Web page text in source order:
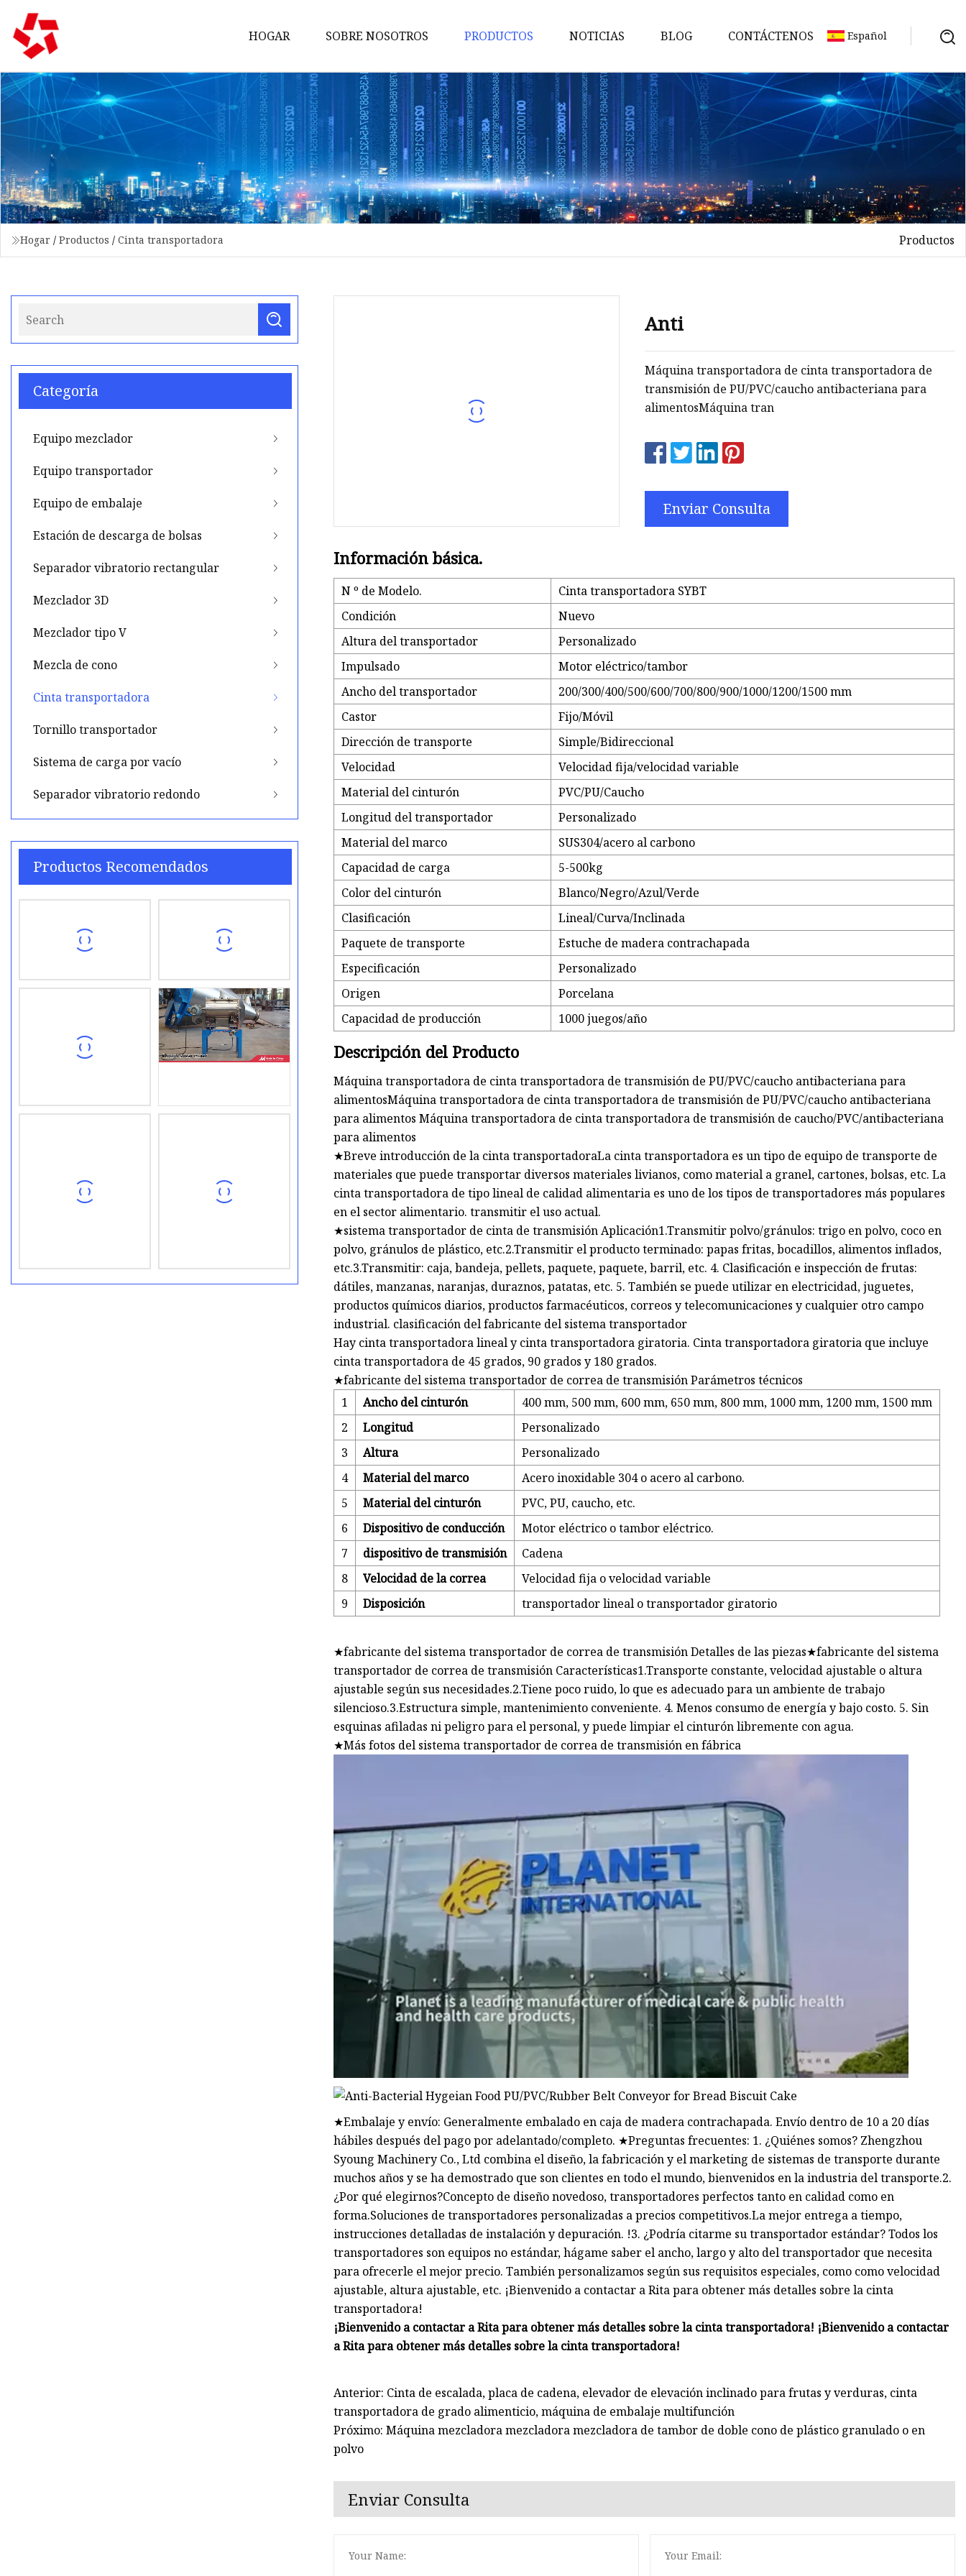
HOGAR SOBRE NOSOTROS PRODUCTOS
Equipo mezclador
Equipo transportador
Equipo de embalaje
Estación de descarga de bolsas
Separador vibratorio rectangular
Mezclador 3D
Cinta transportadora
NOTICIAS BLOG CONTÁCTENOS Español
Hogar / Productos / Cinta transportadora Productos
Categoría
Equipo mezclador
Equipo transportador
Equipo de embalaje
Estación de descarga de bolsas
Separador vibratorio rectangular
Mezclador 3D
Mezclador tipo V
Mezcla de cono
Cinta transportadora
Tornillo transportador
Sistema de carga por vacío
Separador vibratorio redondo
Productos Recomendados
Anti
Máquina transportadora de cinta transportadora de
transmisión de PU/PVC/caucho antibacteriana para
alimentosMáquina tran
Enviar Consulta
Información básica.
N º de Modelo.
Cinta transportadora SYBT
Condición
Nuevo
Altura del transportador
Personalizado
Impulsado
Motor eléctrico/tambor
Ancho del transportador
200/300/400/500/600/700/800/900/1000/1200/1500 mm
Castor
Fijo/Móvil
Dirección de transporte
Simple/Bidireccional
Velocidad
Velocidad fija/velocidad variable
Material del cinturón
PVC/PU/Caucho
Longitud del transportador
Personalizado
Material del marco
SUS304/acero al carbono
Capacidad de carga
5-500kg
Color del cinturón
Blanco/Negro/Azul/Verde
Clasificación
Lineal/Curva/Inclinada
Paquete de transporte
Estuche de madera contrachapada
Especificación
Personalizado
Origen
Porcelana
Capacidad de producción
1000 juegos/año
Descripción del Producto
Máquina transportadora de cinta transportadora de transmisión de PU/PVC/caucho antibacteriana para
alimentosMáquina transportadora de cinta transportadora de transmisión de PU/PVC/caucho antibacteriana
para alimentos Máquina transportadora de cinta transportadora de transmisión de caucho/PVC/antibacteriana
para alimentos
★Breve introducción de la cinta transportadoraLa cinta transportadora es un tipo de equipo de transporte de
materiales que puede transportar diversos materiales livianos, como material a granel, cartones, bolsas, etc. La
cinta transportadora de tipo lineal de calidad alimentaria es uno de los tipos de transportadores más populares
en el sector alimentario. transmitir el uso actual.
★sistema transportador de cinta de transmisión Aplicación1.Transmitir polvo/gránulos: trigo en polvo, coco en
polvo, gránulos de plástico, etc.2.Transmitir el producto terminado: papas fritas, bocadillos, alimentos inflados,
etc.3.Transmitir: caja, bandeja, pellets, paquete, paquete, barril, etc. 4. Clasificación e inspección de frutas:
dátiles, manzanas, naranjas, duraznos, patatas, etc. 5. También se puede utilizar en electricidad, juguetes,
productos químicos diarios, productos farmacéuticos, correos y telecomunicaciones y cualquier otro campo
industrial. clasificación del fabricante del sistema transportador
Hay cinta transportadora lineal y cinta transportadora giratoria. Cinta transportadora giratoria que incluye
cinta transportadora de 45 grados, 90 grados y 180 grados.
★fabricante del sistema transportador de correa de transmisión Parámetros técnicos
1
Ancho del cinturón
400 mm, 500 mm, 600 mm, 650 mm, 800 mm, 1000 mm, 1200 mm, 1500 mm
2
Longitud
Personalizado
3
Altura
Personalizado
4
Material del marco
Acero inoxidable 304 o acero al carbono.
5
Material del cinturón
PVC, PU, ​​caucho, etc.
6
Dispositivo de conducción
Motor eléctrico o tambor eléctrico.
7
dispositivo de transmisión
Cadena
8
Velocidad de la correa
Velocidad fija o velocidad variable
9
Disposición transportador lineal o transportador giratorio
★fabricante del sistema transportador de correa de transmisión Detalles de las piezas★fabricante del sistema
transportador de correa de transmisión Características1.Transporte constante, velocidad ajustable o altura
ajustable según sus necesidades.2.Tiene poco ruido, lo que es adecuado para un ambiente de trabajo
silencioso.3.Estructura simple, mantenimiento conveniente. 4. Menos consumo de energía y bajo costo. 5. Sin
esquinas afiladas ni peligro para el personal, y puede limpiar el cinturón libremente con agua.
★Más fotos del sistema transportador de correa de transmisión en fábrica
★Embalaje y envío: Generalmente embalado en caja de madera contrachapada. Envío dentro de 10 a 20 días
hábiles después del pago por adelantado/completo. ★Preguntas frecuentes: 1. ¿Quiénes somos? Zhengzhou
Syoung Machinery Co., Ltd combina el diseño, la fabricación y el marketing de sistemas de transporte durante
muchos años y se ha demostrado que son clientes en todo el mundo, bienvenidos en la industria del transporte.2.
¿Por qué elegirnos?Concepto de diseño novedoso, transportadores perfectos tanto en calidad como en
forma.Soluciones de transportadores personalizadas a precios competitivos.La mejor entrega a tiempo,
instrucciones detalladas de instalación y depuración. !3. ¿Podría citarme su transportador estándar? Todos los
transportadores son equipos no estándar, hágame saber el ancho, largo y alto del transportador que necesita
para ofrecerle el mejor precio. También personalizamos según sus requisitos especiales, como como velocidad
ajustable, altura ajustable, etc. ¡Bienvenido a contactar a Rita para obtener más detalles sobre la cinta
transportadora!
¡Bienvenido a contactar a Rita para obtener más detalles sobre la cinta transportadora! ¡Bienvenido a contactar
a Rita para obtener más detalles sobre la cinta transportadora!
Anterior: Cinta de escalada, placa de cadena, elevador de elevación inclinado para frutas y verduras, cinta
transportadora de grado alimenticio, máquina de embalaje multifunción
Próximo: Máquina mezcladora mezcladora mezcladora de tambor de doble cono de plástico granulado o en
polvo
Enviar Consulta